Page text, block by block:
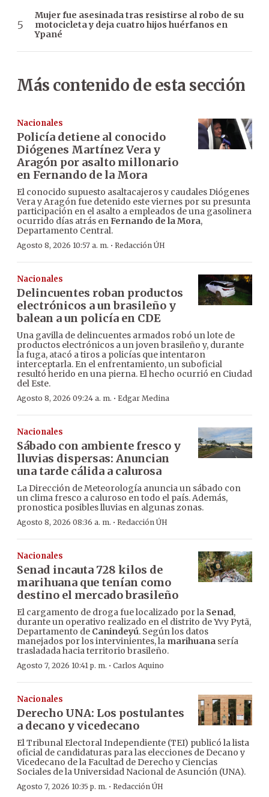
Mujer fue asesinada tras resistirse al robo de su
motocicleta y deja cuatro hijos huérfanos en
Ypané
Más contenido de esta sección
Nacionales
Policía detiene al conocido
Diógenes Martínez Vera y
Aragón por asalto millonario
en Fernando de la Mora
El conocido supuesto asaltacajeros y caudales Diógenes
Vera y Aragón fue detenido este viernes por su presunta
participación en el asalto a empleados de una gasolinera
ocurrido días atrás enFernando de la Mora,
Departamento Central.
Agosto 8, 2026 10:57 a. m. · Redacción ÚH
Nacionales
Delincuentes roban productos
electrónicos a un brasileño y
balean a un policía en CDE
Una gavilla de delincuentes armados robó un lote de
productos electrónicos a un joven brasileño y, durante
la fuga, atacó a tiros a policías que intentaron
interceptarla. En el enfrentamiento, un suboficial
resultó herido en una pierna. El hecho ocurrió en Ciudad
del Este.
Agosto 8, 2026 09:24 a. m. · Edgar Medina
Nacionales
Sábado con ambiente fresco y
lluvias dispersas: Anuncian
una tarde cálida a calurosa
La Dirección de Meteorología anuncia un sábado con
un clima fresco a caluroso en todo el país. Además,
pronostica posibles lluvias en algunas zonas.
Agosto 8, 2026 08:36 a. m. · Redacción ÚH
Nacionales
Senad incauta 728 kilos de
marihuana que tenían como
destino el mercado brasileño
El cargamento de droga fue localizado por la Senad,
durante un operativo realizado en el distrito de Yvy Pytã,
Departamento de Canindeyú. Según los datos
manejados por los intervinientes, la marihuana sería
trasladada hacia territorio brasileño.
Agosto 7, 2026 10:41 p. m. · Carlos Aquino
Nacionales
Derecho UNA: Los postulantes
a decano y vicedecano
El Tribunal Electoral Independiente (TEI) publicó la lista
oficial de candidaturas para las elecciones de Decano y
Vicedecano de la Facultad de Derecho y Ciencias
Sociales de la Universidad Nacional de Asunción (UNA).
Agosto 7, 2026 10:35 p. m. · Redacción ÚH